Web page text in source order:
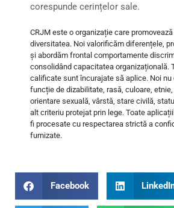
corespunde cerințelor sale.
CRJM este o organizație care
diversitatea. Noi valorificăm diferențele,
și abordăm frontal comportamente
consolidând capacitatea organizațională.
calificate sunt încurajate să aplice. Noi
funcție de dizabilitate, rasă, culoare, etnie,
orientare sexuală, vârstă, stare civilă,
alt criteriu protejat prin lege. Toate
fi procesate cu respectarea strictă a
furnizate.
Facebook